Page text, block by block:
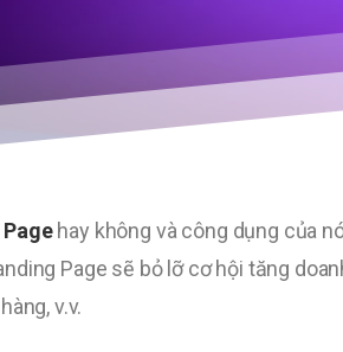
hay không và công dụng của
Page sẽ bỏ lỡ cơ hội tăng
v.v.